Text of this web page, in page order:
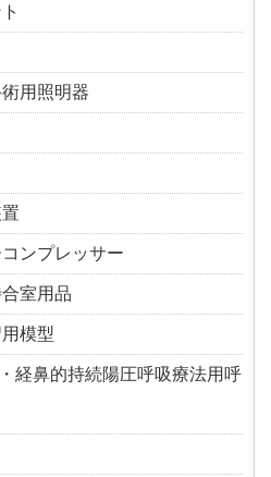
用照明器
ンプレッサー
室用品
模型
経鼻的持続陽圧呼吸療法用呼